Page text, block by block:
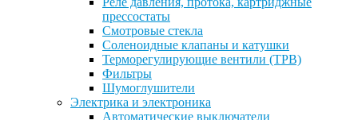
прессостаты
Смотровые стекла
Соленоидные клапаны и катушки
Терморегулирующие вентили (ТРВ)
Фильтры
Шумоглушители
Электрика и электроника
Автоматические выключатели